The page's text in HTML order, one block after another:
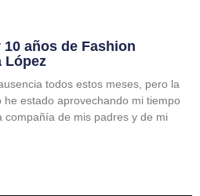
años de Fashion
López
todos estos meses, pero la
estado aprovechando mi tiempo
compañía de mis padres y de mi